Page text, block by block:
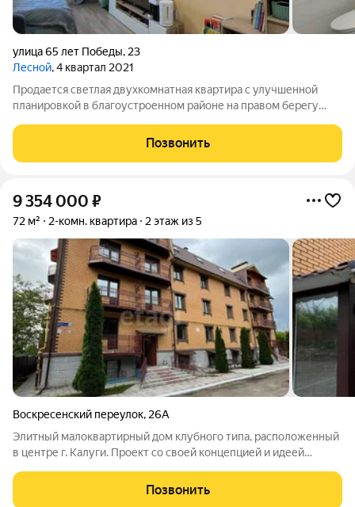
улица 65 лет Победы, 23
Лесной, 4 квартал 2021
Продается светлая двухкомнатная квартира с улучшенной
планировкой в благоустроенном районе на правом берегу
выходит на оборудованную полками лоджию, удобную для
сезонного хранения. В квартире два
Позвонить
9 354 000 ₽
72 м² 2-комн. квартира 2 этаж из 5
Воскресенский переулок, 26А
Элитный малоквартирный дом клубного типа, расположенный
в центре г. Калуги. Проект со своей концепцией и идеей
тенденциям в строительстве, коммуникациях, со своей
интересной инфраструктурой и особой
Позвонить